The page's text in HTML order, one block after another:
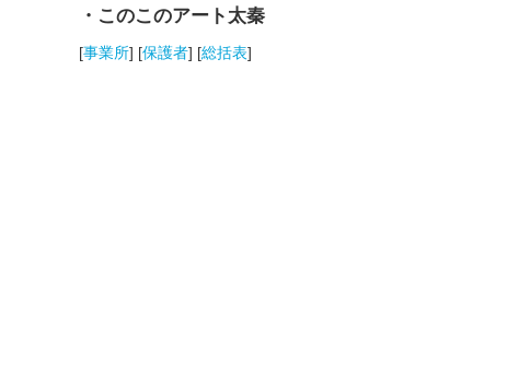
・このこのアート太秦
[事業所] [保護者] [総括表]